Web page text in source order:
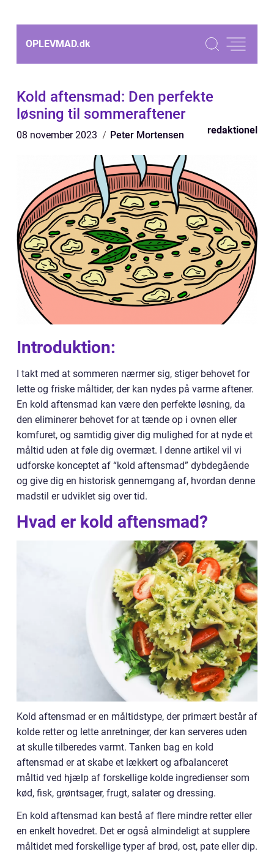
OPLEVMAD.dk
Kold aftensmad: Den perfekte
løsning til sommeraftener
08 november 2023 Peter Mortensen redaktionel
Introduktion:
I takt med at sommeren nærmer sig, stiger behovet for
lette og friske måltider, der kan nydes på varme aftener.
En kold aftensmad kan være den perfekte løsning, da
den eliminerer behovet for at tænde op i ovnen eller
komfuret, og samtidig giver dig mulighed for at nyde et
måltid uden at føle dig overmæt. I denne artikel vil vi
udforske konceptet af “kold aftensmad” dybdegående
og give dig en historisk gennemgang af, hvordan denne
madstil er udviklet sig over tid.
Hvad er kold aftensmad?
Kold aftensmad er en måltidstype, der primært består af
kolde retter og lette anretninger, der kan serveres uden
at skulle tilberedes varmt. Tanken bag en kold
aftensmad er at skabe et lækkert og afbalanceret
måltid ved hjælp af forskellige kolde ingredienser som
kød, fisk, grøntsager, frugt, salater og dressing.
En kold aftensmad kan bestå af flere mindre retter eller
en enkelt hovedret. Det er også almindeligt at supplere
måltidet med forskellige typer af brød, ost, pate eller dip.